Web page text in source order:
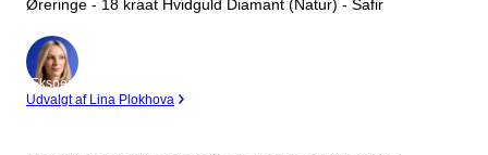
Øreringe - 18 kraat Hvidguld Diamant (Natur) - Safir
Ekspert
Udvalgt af Lina Plokhova